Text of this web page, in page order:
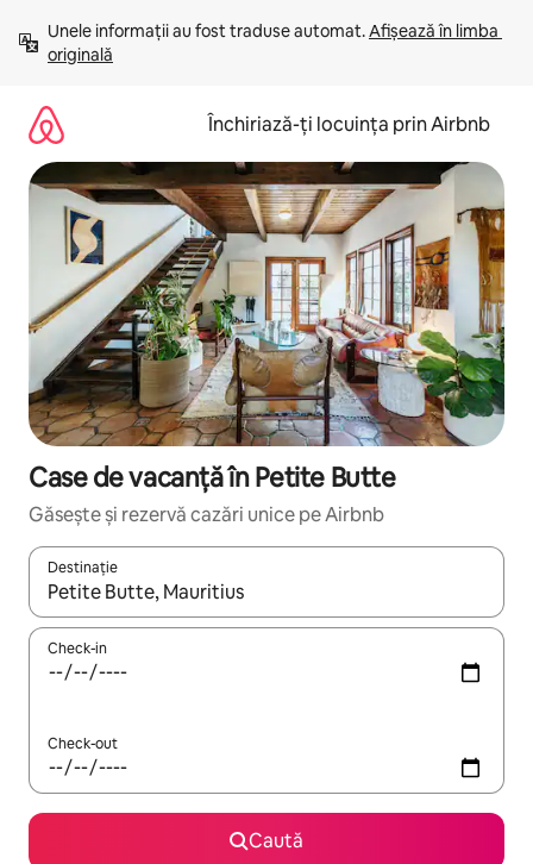
mergi
conținut
Unele informații au fost traduse automat. Afișează în limba
originală
Închiriază-ți locuința prin Airbnb
Case de vacanță în Petite Butte
Găsește și rezervă cazări unice pe Airbnb
Destinație
Când se încarcă rezultatele, navighează folosind tastele
Check-in
Check-out
Caută